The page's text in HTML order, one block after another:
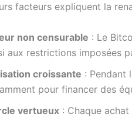
facteurs expliquent la
non censurable : Le
aux restrictions imposées
croissante : Pendant
pour financer des
vertueux : Chaque